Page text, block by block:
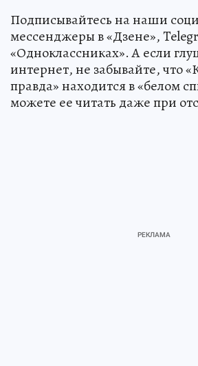
Подписывайтесь на наши
мессенджеры в «Дзене»,
«Одноклассниках». А если
интернет, не забывайте, что
правда» находится в «белом
можете ее читать даже при